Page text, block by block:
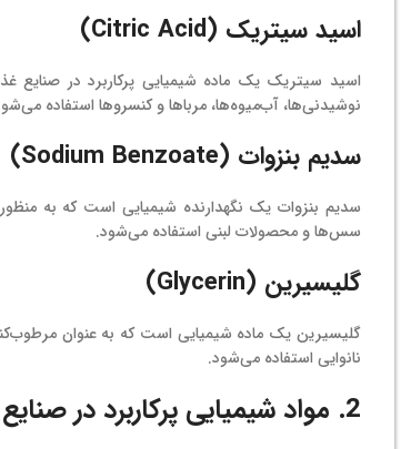
اسید سیتریک (Citric Acid)
نوشیدنی‌ها، آب‌میوه‌ها، مرباها و کنسروها استفاده
سدیم بنزوات (Sodium Benzoate)
سدیم بنزوات یک نگهدارنده شیمیایی است که به
سس‌ها و محصولات لبنی استفاده می‌شود.
گلیسیرین (Glycerin)
گلیسیرین یک ماده شیمیایی است که به عنوان
نانوایی استفاده می‌شود.
2. مواد شیمیایی پرکاربرد در صنایع دارویی